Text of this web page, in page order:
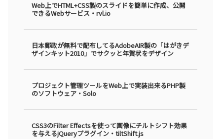
Web上でHTML+CSS製のスライドを簡単に作成、公開
できるWebサービス・rvl.io
日本郵政が無料で配布してるAdobeAIR製の「はがきデ
ザインキット2010」でサクッと年賀状をデザイン
プロジェクト管理ツールをWeb上で実装出来るPHP製
のソフトウェア・Solo
CSS3のFilter Effectsを使って画像にチルトシフト効果
を与えるjQueryプラグイン・tiltShift.js